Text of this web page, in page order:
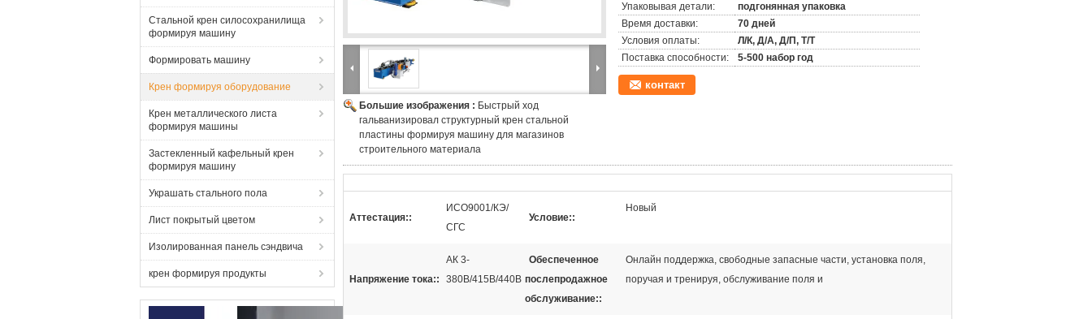
Стальной крен силосохранилища
формируя машину
Формировать машину
Крен формируя оборудование
Крен металлического листа
формируя машины
Застекленный кафельный крен
формируя машину
Украшать стального пола
Лист покрытый цветом
Изолированная панель сэндвича
крен формируя продукты
Большие изображения : Быстрый ход
гальванизировал структурный крен стальной
пластины формируя машину для магазинов
строительного материала
Упаковывая детали:
подгонянная упаковка
Время доставки:
70 дней
Условия оплаты:
Л/К, Д/А, Д/П, Т/Т
Поставка способности:
5-500 набор год
контакт
Аттестация::
ИСО9001/КЭ/
СГС
Условие::
Новый
Напряжение тока::
АК 3-
380В/415В/440В
Обеспеченное
послепродажное
обслуживание::
Онлайн поддержка, свободные запасные части, установка поля,
поручая и тренируя, обслуживание поля и